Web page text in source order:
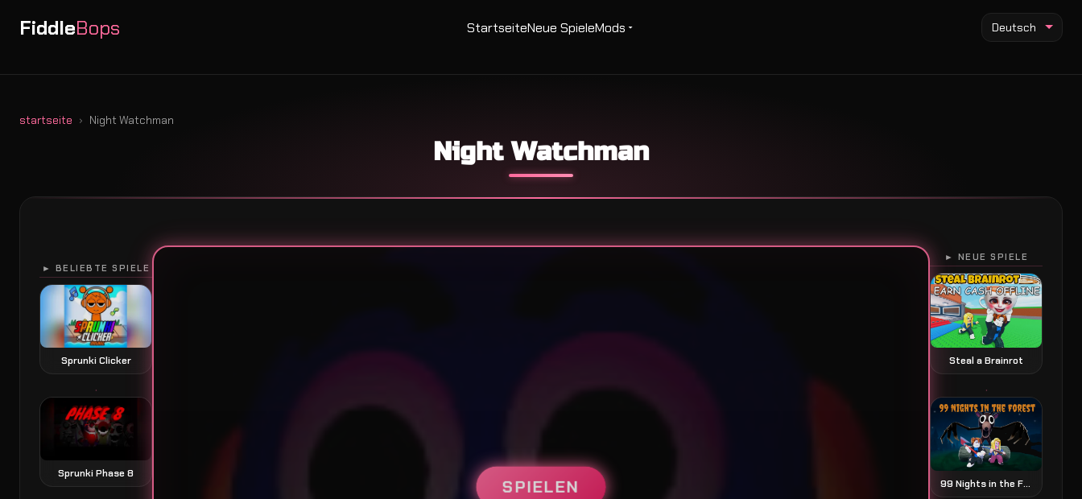
FiddleBops StartseiteNeue SpieleMods Deutsch
startseite Night Watchman
Night Watchman
► BELIEBTE SPIELE
Sprunki Clicker
Sprunki Phase 8
SPIELEN
► NEUE SPIELE
Steal a Brainrot
99 Nights in the Forest